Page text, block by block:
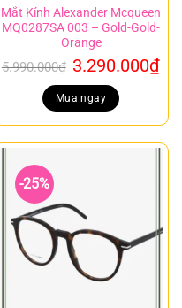
Mắt Kính Alexander Mcqueen
MQ0287SA 003 – Gold-Gold-
Orange
5.990.000₫ Giá
gốc
là:
5.990.000₫.
3.290.000₫
là:
Mua ngay
-25%